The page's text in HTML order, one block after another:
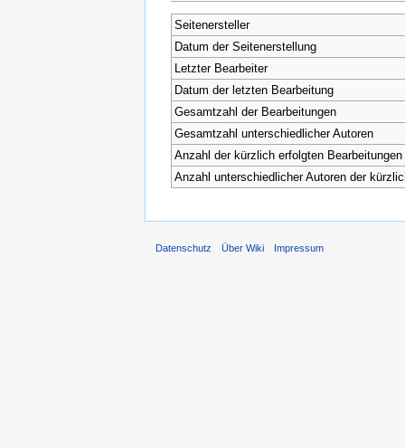
Seitenersteller
Datum der Seitenerstellung
Letzter Bearbeiter
Datum der letzten Bearbeitung
Gesamtzahl der Bearbeitungen
Gesamtzahl unterschiedlicher Autoren
Anzahl der kürzlich erfolgten
Anzahl unterschiedlicher Autoren der
Datenschutz Über Wiki Impressum